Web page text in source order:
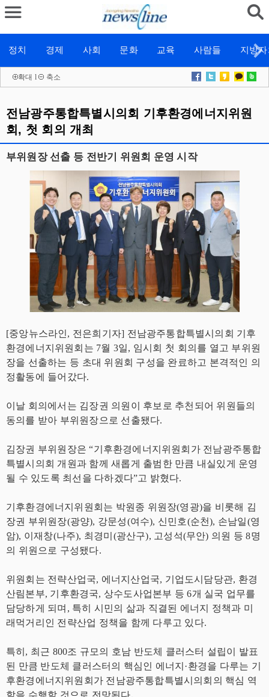
정치 경제 사회 문화 교육 사람들 지방
확대 l 축소
전남광주통합특별시의회 기후환경에너지위원
회, 첫 회의 개최
부위원장 선출 등 전반기 위원회 운영 시작
[중앙뉴스라인, 전은희기자] 전남광주통합특별시의회 기후
환경에너지위원회는 7월 3일, 임시회 첫 회의를 열고 부위원
장을 선출하는 등 초대 위원회 구성을 완료하고 본격적인 의
정활동에 들어갔다.
이날 회의에서는 김장권 의원이 후보로 추천되어 위원들의
동의를 받아 부위원장으로 선출됐다.
김장권 부위원장은 “기후환경에너지위원회가 전남광주통합
특별시의회 개원과 함께 새롭게 출범한 만큼 내실있게 운영
될 수 있도록 최선을 다하겠다”고 밝혔다.
기후환경에너지위원회는 박원종 위원장(영광)을 비롯해 김
장권 부위원장(광양), 강문성(여수), 신민호(순천), 손남일(영
암), 이재창(나주), 최경미(광산구), 고성석(무안) 의원 등 8명
의 위원으로 구성됐다.
위원회는 전략산업국, 에너지산업국, 기업도시담당관, 환경
산림본부, 기후환경국, 상수도사업본부 등 6개 실국 업무를
담당하게 되며, 특히 시민의 삶과 직결된 에너지 정책과 미
래먹거리인 전략산업 정책을 함께 다루고 있다.
특히, 최근 800조 규모의 호남 반도체 클러스터 설립이 발표
된 만큼 반도체 클러스터의 핵심인 에너지·환경을 다루는 기
후환경에너지위원회가 전남광주통합특별시의회의 핵심 역
할을 수행할 것으로 전망된다.